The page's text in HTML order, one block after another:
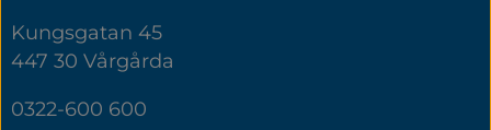
Kungsgatan 45
447 30 Vårgårda
0322-600 600